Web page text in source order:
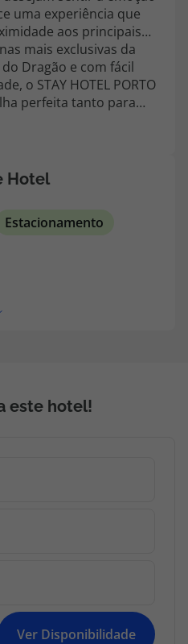
tem a preocupação de estar
comodidade e total facilidade
ainda ao seu dispor o nosso call
das 10:00 às 20:00 e Sábado
uma experiência que
aos principais
mais exclusivas da
Dragão e com fácil
o STAY HOTEL PORTO
perfeita tanto para
Hotel
Estacionamento
este hotel!
Ver Disponibilidade